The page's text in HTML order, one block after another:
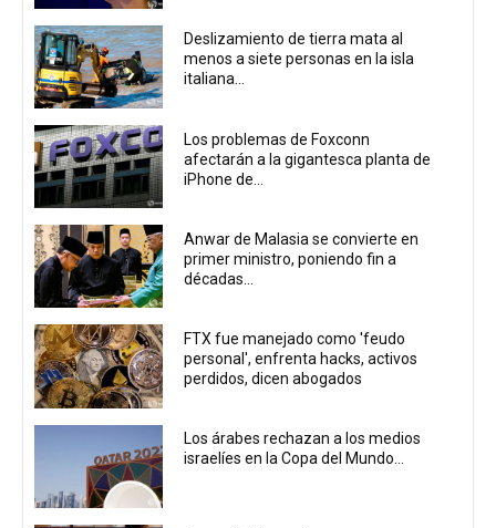
Deslizamiento de tierra mata al
menos a siete personas en la isla
italiana...
Los problemas de Foxconn
afectarán a la gigantesca planta de
iPhone de...
Anwar de Malasia se convierte en
primer ministro, poniendo fin a
décadas...
FTX fue manejado como 'feudo
personal', enfrenta hacks, activos
perdidos, dicen abogados
Los árabes rechazan a los medios
israelíes en la Copa del Mundo...